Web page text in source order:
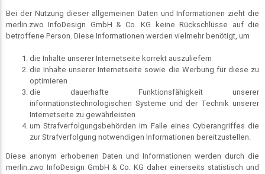
Bei der Nutzung dieser allgemeinen Daten und Informationen zieht die
merlin.zwo InfoDesign GmbH & Co. KG keine Rückschlüsse auf die
betroffene Person. Diese Informationen werden vielmehr benötigt, um
die Inhalte unserer Internetseite korrekt auszuliefern
die Inhalte unserer Internetseite sowie die Werbung für diese zu
optimieren
die dauerhafte Funktionsfähigkeit unserer
informationstechnologischen Systeme und der Technik unserer
Internetseite zu gewährleisten
um Strafverfolgungsbehörden im Falle eines Cyberangriffes die
zur Strafverfolgung notwendigen Informationen bereitzustellen.
Diese anonym erhobenen Daten und Informationen werden durch die
merlin.zwo InfoDesign GmbH & Co. KG daher einerseits statistisch und